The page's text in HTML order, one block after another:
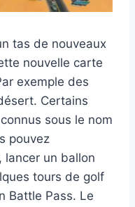
tas de nouveaux
nouvelle carte
exemple des
Certains
sous le nom
pouvez
lancer un ballon
tours de golf
Battle Pass. Le